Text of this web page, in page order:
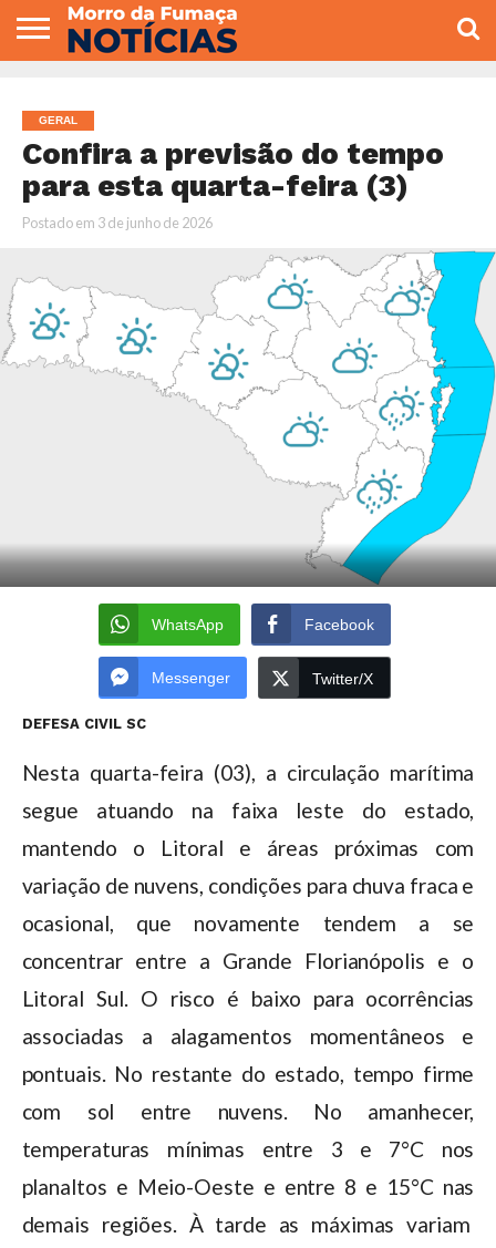
VEREADORES
GERAL
Confira a previsão do tempo
para esta quarta-feira (3)
Postado em 3 de junho de 2026
WhatsApp Facebook
Messenger Twitter/X
DEFESA CIVIL SC
Nesta quarta-feira (03), a circulação marítima
segue atuando na faixa leste do estado,
mantendo o Litoral e áreas próximas com
variação de nuvens, condições para chuva fraca e
ocasional, que novamente tendem a se
concentrar entre a Grande Florianópolis e o
Litoral Sul. O risco é baixo para ocorrências
associadas a alagamentos momentâneos e
pontuais. No restante do estado, tempo firme
com sol entre nuvens. No amanhecer,
temperaturas mínimas entre 3 e 7°C nos
planaltos e Meio-Oeste e entre 8 e 15°C nas
demais regiões. À tarde as máximas variam